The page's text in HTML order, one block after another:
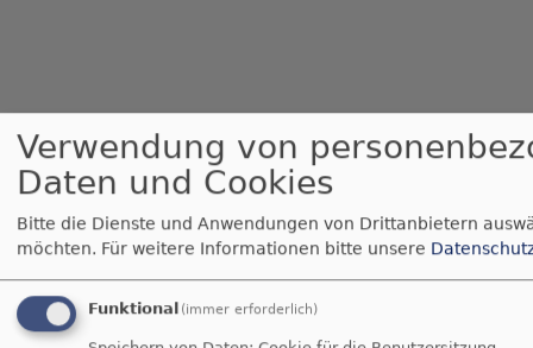
Gottesdienste & Veranstaltungen
So, 23.8. 10 Uhr
Gottesdienst
So, 30.8. 9 Uhr
Verwendung von
Daten und Cookies
Bitte die Dienste und Anwendungen von Drittanbietern
möchten. Für weitere Informationen bitte unsere
Funktional (immer erforderlich)